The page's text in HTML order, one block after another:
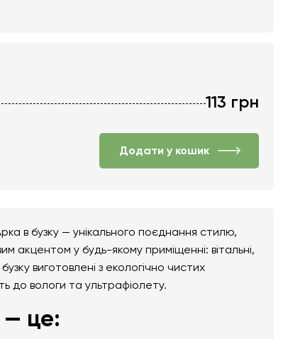
113 грн
Додати у кошик
в бузку — унікального поєднання стилю,
акцентом у будь-якому приміщенні: вітальні,
виготовлені з екологічно чистих
до вологи та ультрафіолету.
це: